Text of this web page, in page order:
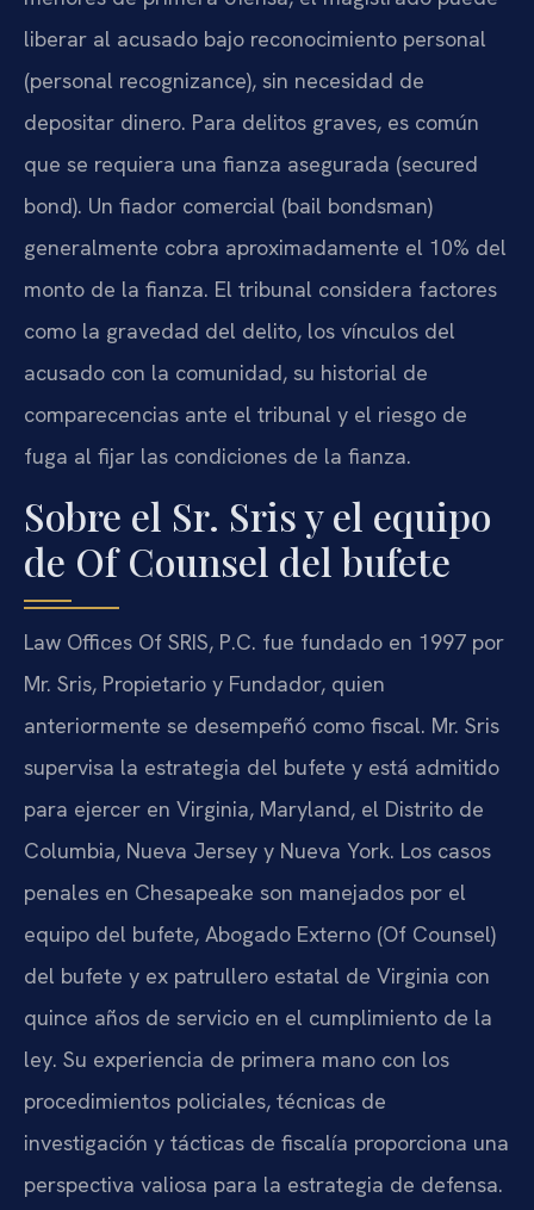
liberar al acusado bajo reconocimiento personal
(personal recognizance), sin necesidad de
depositar dinero. Para delitos graves, es común
que se requiera una fianza asegurada (secured
bond). Un fiador comercial (bail bondsman)
generalmente cobra aproximadamente el 10% del
monto de la fianza. El tribunal considera factores
como la gravedad del delito, los vínculos del
acusado con la comunidad, su historial de
comparecencias ante el tribunal y el riesgo de
fuga al fijar las condiciones de la fianza.
Sobre el Sr. Sris y el equipo
de Of Counsel del bufete
Law Offices Of SRIS, P.C. fue fundado en 1997 por
Mr. Sris, Propietario y Fundador, quien
anteriormente se desempeñó como fiscal. Mr. Sris
supervisa la estrategia del bufete y está admitido
para ejercer en Virginia, Maryland, el Distrito de
Columbia, Nueva Jersey y Nueva York. Los casos
penales en Chesapeake son manejados por el
equipo del bufete, Abogado Externo (Of Counsel)
del bufete y ex patrullero estatal de Virginia con
quince años de servicio en el cumplimiento de la
ley. Su experiencia de primera mano con los
procedimientos policiales, técnicas de
investigación y tácticas de fiscalía proporciona una
perspectiva valiosa para la estrategia de defensa.